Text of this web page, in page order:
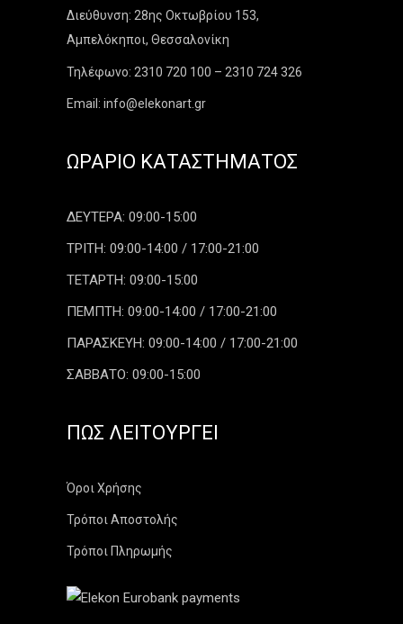
Διεύθυνση: 28ης Οκτωβρίου 153,
Αμπελόκηποι, Θεσσαλονίκη
Τηλέφωνο: 2310 720 100 – 2310 724 326
Email: info@elekonart.gr
ΩΡΆΡΙΟ ΚΑΤΑΣΤΉΜΑΤΟΣ
ΔΕΥΤΕΡΑ: 09:00-15:00
ΤΡΙΤΗ: 09:00-14:00 / 17:00-21:00
ΤΕΤΑΡΤΗ: 09:00-15:00
ΠΕΜΠΤΗ: 09:00-14:00 / 17:00-21:00
ΠΑΡΑΣΚΕΥΗ: 09:00-14:00 / 17:00-21:00
ΣΑΒΒΑΤΟ: 09:00-15:00
ΠΏΣ ΛΕΙΤΟΥΡΓΕΊ
Όροι Χρήσης
Τρόποι Αποστολής
Τρόποι Πληρωμής